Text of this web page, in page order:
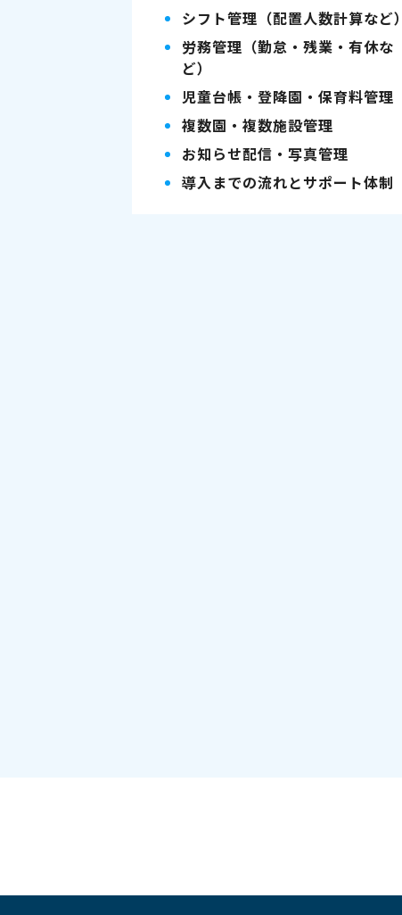
シフト管理（配置人数計算など）
労務管理（勤怠・残業・有休な
ど）
児童台帳・登降園・保育料管理
複数園・複数施設管理
お知らせ配信・写真管理
導入までの流れとサポート体制